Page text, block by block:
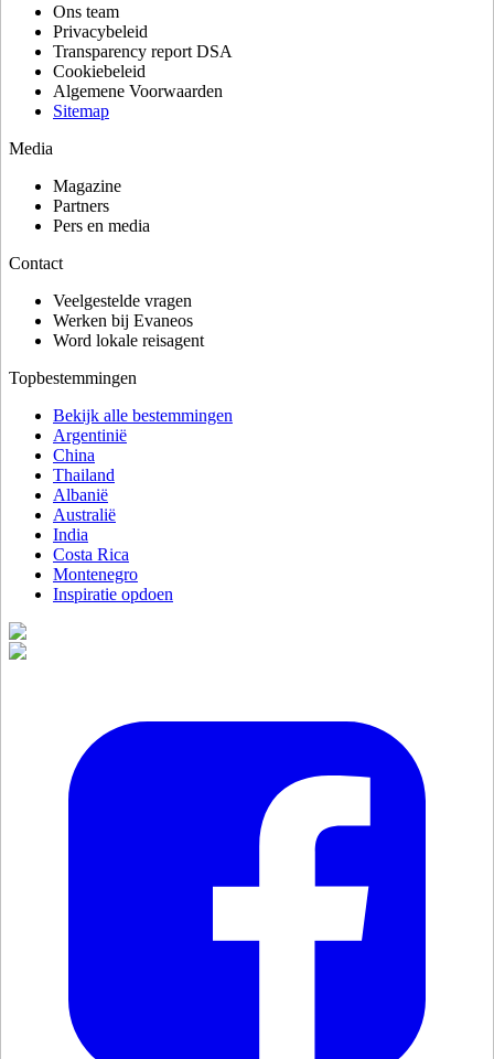
Ons team
Privacybeleid
Transparency report DSA
Cookiebeleid
Algemene Voorwaarden
Sitemap
Media
Magazine
Partners
Pers en media
Contact
Veelgestelde vragen
Werken bij Evaneos
Word lokale reisagent
Topbestemmingen
Bekijk alle bestemmingen
Argentinië
China
Thailand
Albanië
Australië
India
Costa Rica
Montenegro
Inspiratie opdoen